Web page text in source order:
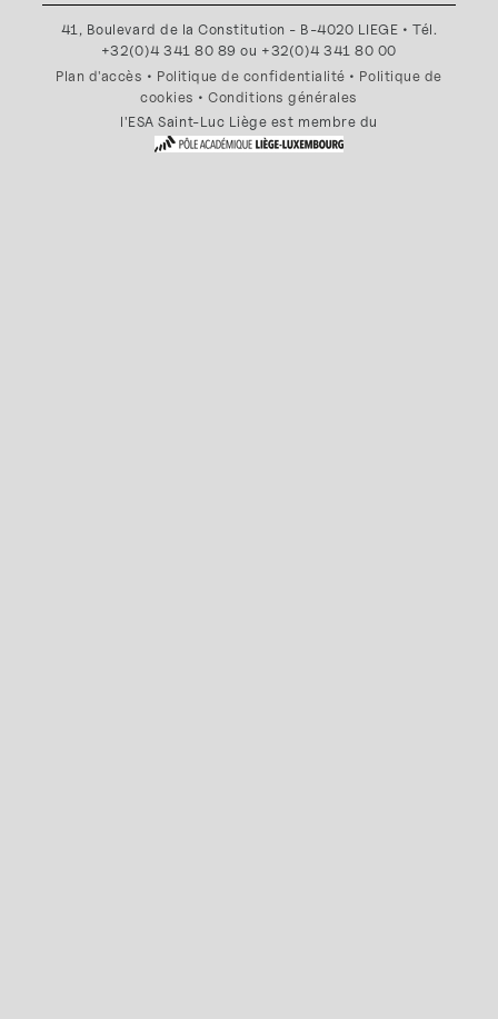
41, Boulevard de la Constitution - B-4020 LIEGE • Tél.
+32(0)4 341 80 89 ou +32(0)4 341 80 00
Plan d'accès • Politique de confidentialité • Politique de
cookies •Conditions générales
l'ESA Saint-Luc Liège est membre du